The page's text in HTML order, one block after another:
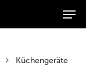
Suchen
Küchengeräte